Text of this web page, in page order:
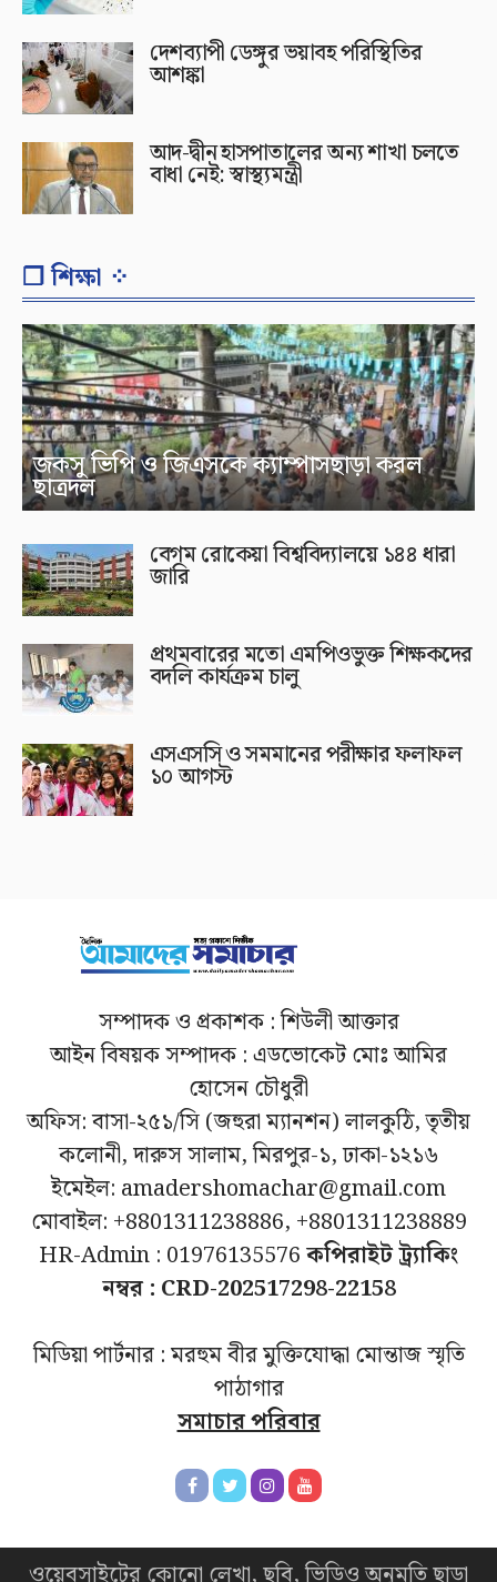
দেশব্যাপী ডেঙ্গুর ভয়াবহ পরিস্থিতির
আশঙ্কা
আদ-দ্বীন হাসপাতালের অন্য শাখা চলতে
বাধা নেই: স্বাস্থ্যমন্ত্রী
❐ শিক্ষা ⁘
জকসু ভিপি ও জিএসকে ক্যাম্পাসছাড়া করল
ছাত্রদল
বেগম রোকেয়া বিশ্ববিদ্যালয়ে ১৪৪ ধারা
জারি
প্রথমবারের মতো এমপিওভুক্ত শিক্ষকদের
বদলি কার্যক্রম চালু
এসএসসি ও সমমানের পরীক্ষার ফলাফল
১০ আগস্ট
সম্পাদক ও প্রকাশক : শিউলী আক্তার
আইন বিষয়ক সম্পাদক : এডভোকেট মোঃ আমির
হোসেন চৌধুরী
অফিস: বাসা-২৫১/সি (জহুরা ম্যানশন) লালকুঠি, তৃতীয়
কলোনী, দারুস সালাম, মিরপুর-১, ঢাকা-১২১৬
ইমেইল: amadershomachar@gmail.com
মোবাইল: +8801311238886, +8801311238889
HR-Admin : 01976135576কপিরাইট ট্র্যাকিং
নম্বর : CRD-202517298-22158
মিডিয়া পার্টনার : মরহুম বীর মুক্তিযোদ্ধা মোন্তাজ স্মৃতি
পাঠাগার
সমাচার পরিবার